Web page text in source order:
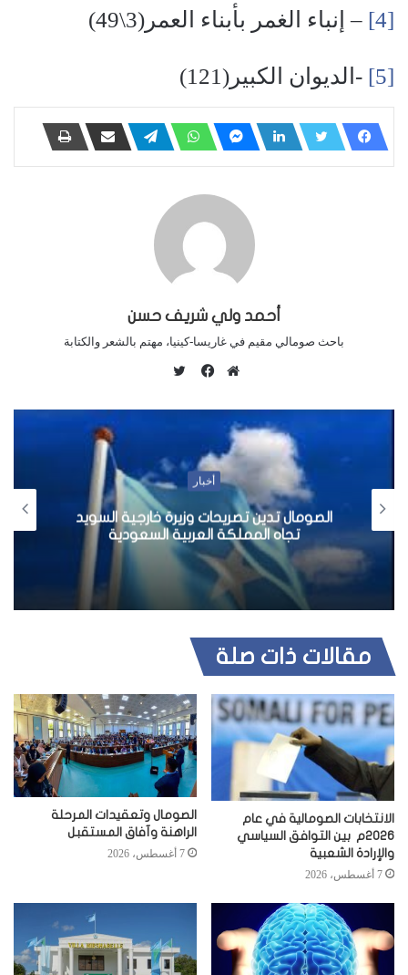
[4] – إنباء الغمر بأبناء العمر(3\49)
[5] -الديوان الكبير(121)
أحمد ولي شريف حسن
باحث صومالي مقيم في غاريسا-كينيا، مهتم بالشعر والكتابة
و
ع
ا
و
ب
ب
و
ر
أخبار
الصومال تدين تصريحات وزيرة خارجية السويد
تجاه المملكة العربية السعودية
مقالات ذات صلة
الانتخابات الصومالية في عام
2026م بين التوافق السياسي
والإرادة الشعبية
7 أغسطس، 2026
الصومال وتعقيدات المرحلة
الراهنة وآفاق المستقبل
7 أغسطس، 2026